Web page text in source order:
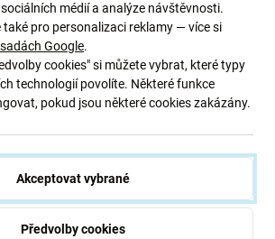
sáček ESD (červený)-15x20cm
obalové řešeníurčené k ochraně
součástek před
skladování a přepravy. Tyto sáčky
zachování integrity součástek, které
:
taška měří15 x 20 cm, což
prostoru pro různé elektronické
médií a analýze návštěvnosti.
také pro personalizaci reklamy — více si
Google.
cookies" si můžete vybrat, které typy
technologií povolíte. Některé funkce
pokud jsou některé cookies zakázány.
Akceptovat vybrané
Předvolby cookies